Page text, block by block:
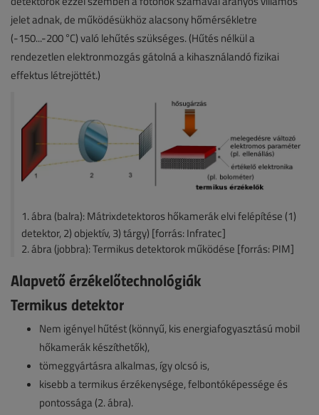
jelet adnak, de működésükhöz alacsony hőmérsékletre
(-150...-200 °C) való lehűtés szükséges. (Hűtés nélkül a
rendezetlen elektronmozgás gátolná a kihasználandó fizikai
effektus létrejöttét.)
1. ábra (balra): Mátrixdetektoros hőkamerák elvi felépítése (1)
detektor, 2) objektív, 3) tárgy) [forrás: Infratec]
2. ábra (jobbra): Termikus detektorok működése [forrás: PIM]
Alapvető érzékelőtechnológiák
Termikus detektor
Nem igényel hűtést (könnyű, kis energiafogyasztású mobil
hőkamerák készíthetők),
tömeggyártásra alkalmas, így olcsó is,
kisebb a termikus érzékenysége, felbontóképessége és
pontossága (2. ábra).